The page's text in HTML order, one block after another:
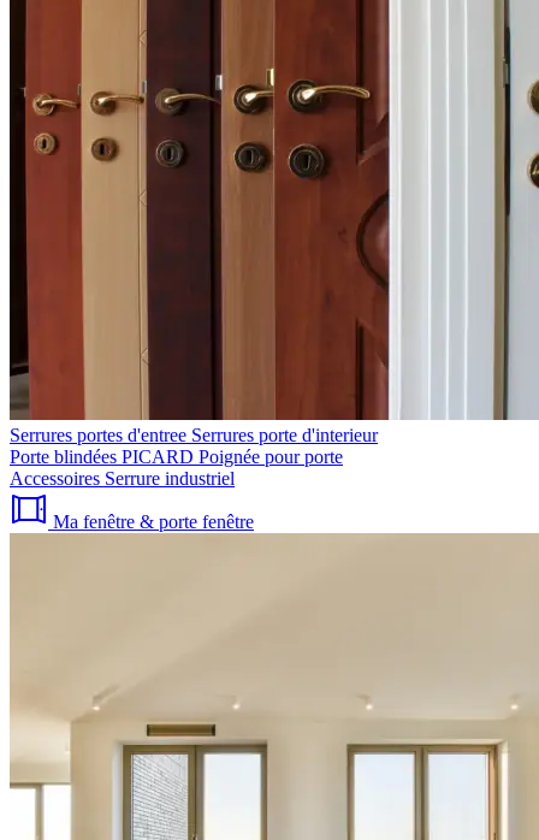
Serrures portes d'entree Serrures porte d'interieur
Porte blindées PICARD Poignée pour porte
Accessoires Serrure industriel
Ma fenêtre & porte fenêtre